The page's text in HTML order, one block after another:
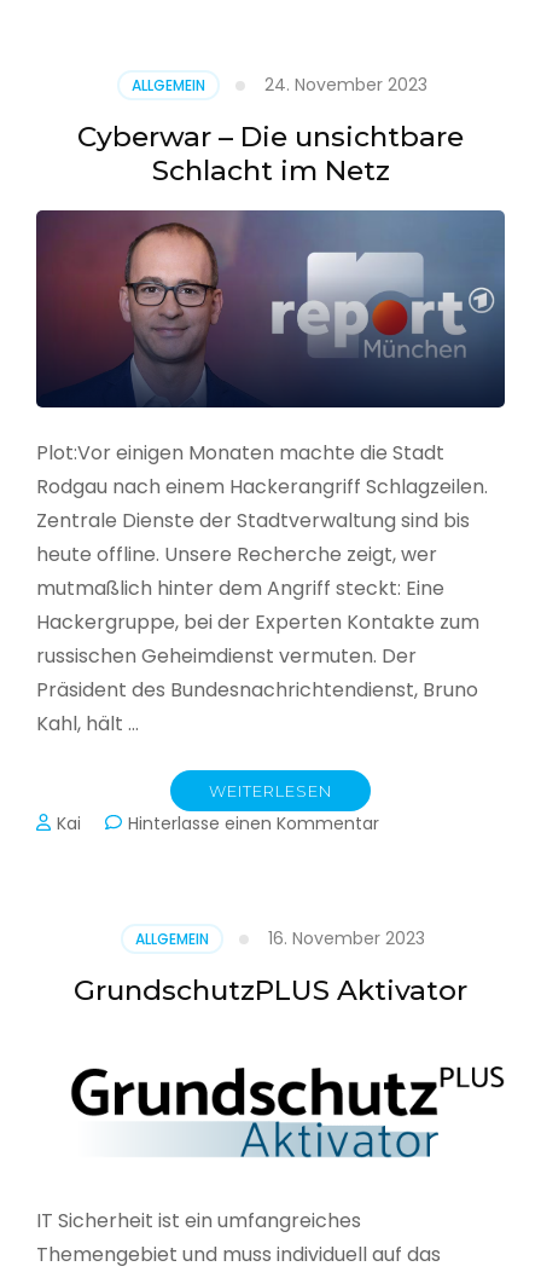
ALLGEMEIN 24. November 2023
Cyberwar – Die unsichtbare
Schlacht im Netz
Plot:Vor einigen Monaten machte die Stadt
Rodgau nach einem Hackerangriff Schlagzeilen.
Zentrale Dienste der Stadtverwaltung sind bis
heute offline. Unsere Recherche zeigt, wer
mutmaßlich hinter dem Angriff steckt: Eine
Hackergruppe, bei der Experten Kontakte zum
russischen Geheimdienst vermuten. Der
Präsident des Bundesnachrichtendienst, Bruno
Kahl, hält …
WEITERLESEN
Kai Hinterlasse einen Kommentarzu
Schlacht
im
Netz
ALLGEMEIN 16. November 2023
GrundschutzPLUS Aktivator
IT Sicherheit ist ein umfangreiches
Themengebiet und muss individuell auf das